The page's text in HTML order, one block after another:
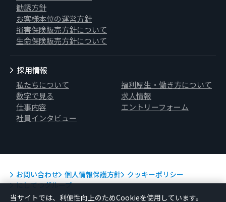
勧誘方針
お客様本位の運営方針
損害保険販売方針について
生命保険販売方針について
採用情報
私たちについて
数字で見る
仕事内容
社員インタビュー
福利厚生・働き方について
求人情報
エントリーフォーム
お問い合わせ 個人情報保護方針
クッキーポリシー
にしてつグループ
当サイトでは、利便性向上のためCookieを使用しています。